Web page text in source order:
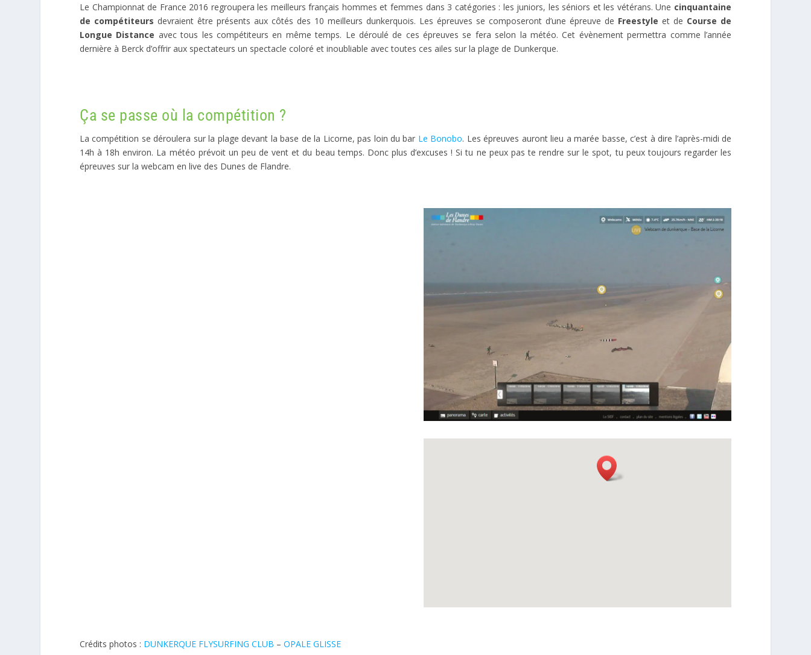
Le Championnat de France 2016 regroupera les meilleurs français hommes et femmes dans 3 catégories : les juniors, les séniors et les vétérans. Une cinquantaine
de compétiteurs devraient être présents aux côtés des 10 meilleurs dunkerquois. Les épreuves se composeront d’une épreuve de Freestyle et de Course de
Longue Distance avec tous les compétiteurs en même temps. Le déroulé de ces épreuves se fera selon la météo. Cet évènement permettra comme l’année
dernière à Berck d’offrir aux spectateurs un spectacle coloré et inoubliable avec toutes ces ailes sur la plage de Dunkerque.
Ça se passe où la compétition ?
La compétition se déroulera sur la plage devant la base de la Licorne, pas loin du bar Le Bonobo. Les épreuves auront lieu a marée basse, c’est à dire l’après-midi de
14h à 18h environ. La météo prévoit un peu de vent et du beau temps. Donc plus d’excuses ! Si tu ne peux pas te rendre sur le spot, tu peux toujours regarder les
épreuves sur la webcam en live des Dunes de Flandre.
Crédits photos : DUNKERQUE FLYSURFING CLUB – OPALE GLISSE